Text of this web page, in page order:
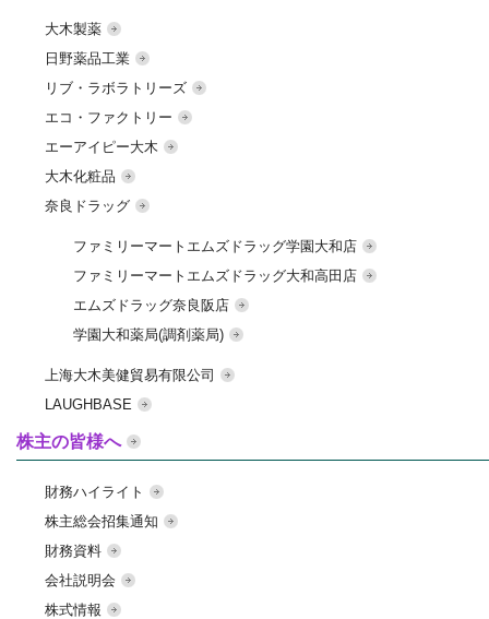
大木製薬
日野薬品工業
リブ・ラボラトリーズ
エコ・ファクトリー
エーアイピー大木
大木化粧品
奈良ドラッグ
ファミリーマートエムズドラッグ学園大和店
ファミリーマートエムズドラッグ大和高田店
エムズドラッグ奈良阪店
学園大和薬局(調剤薬局)
上海大木美健貿易有限公司
LAUGHBASE
株主の皆様へ
財務ハイライト
株主総会招集通知
財務資料
会社説明会
株式情報